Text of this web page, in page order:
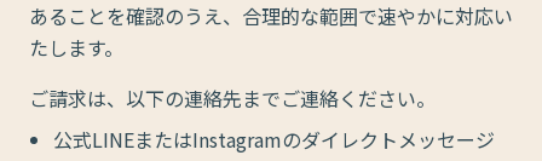
あることを確認のうえ、合理的な範囲で速やかに対応い
たします。
ご請求は、以下の連絡先までご連絡ください。
公式LINEまたはInstagramのダイレクトメッセージ